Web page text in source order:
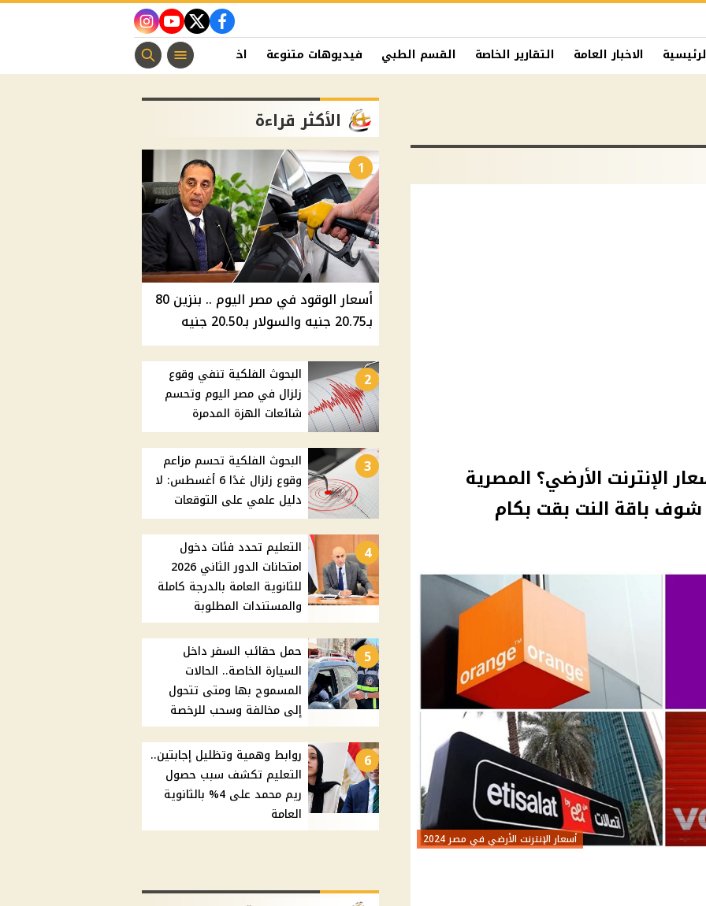
facebook
twitter
youtube
instagram
الاخبار العامة التقارير الخاصة القسم الطبي فيديوهات متنوعة اخبار الفن منوعات مسيحية
الإنترنت الأرضي؟ المصرية
باقة النت بقت بكام
أسعار الإنترنت الأرضي في مصر 2024
الأكثر قراءة
1
أسعار الوقود في مصر اليوم .. بنزين 80
بـ20.75 جنيه والسولار بـ20.50 جنيه
2
البحوث الفلكية تنفي وقوع
زلزال في مصر اليوم وتحسم
شائعات الهزة المدمرة
3
البحوث الفلكية تحسم مزاعم
وقوع زلزال غدًا 6 أغسطس: لا
دليل علمي على التوقعات
4
التعليم تحدد فئات دخول
امتحانات الدور الثاني 2026
للثانوية العامة بالدرجة كاملة
والمستندات المطلوبة
5
حمل حقائب السفر داخل
السيارة الخاصة.. الحالات
المسموح بها ومتى تتحول
إلى مخالفة وسحب للرخصة
6
روابط وهمية وتظليل إجابتين..
التعليم تكشف سبب حصول
ريم محمد على 4% بالثانوية
العامة